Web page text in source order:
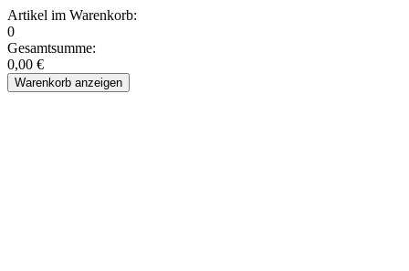
Artikel im Warenkorb:
0
Gesamtsumme:
0,00 €
Warenkorb anzeigen